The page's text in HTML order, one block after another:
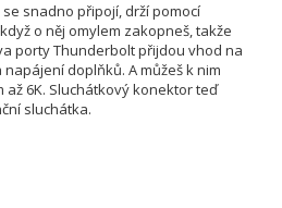
snadno připojí, drží pomocí
o něj omylem zakopneš, takže
porty Thunderbolt přijdou vhod na
doplňků. A můžeš k nim
6K. Sluchátkový konektor teď
sluchátka.